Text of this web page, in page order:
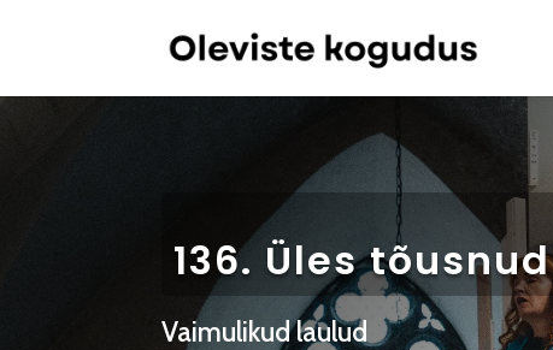
136. Üles tõusnud
Vaimulikud laulud